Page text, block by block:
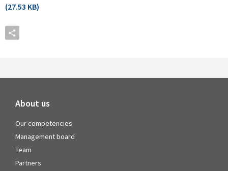
(27.53 KB)
About us
Our competencies
Management board
Team
Partners